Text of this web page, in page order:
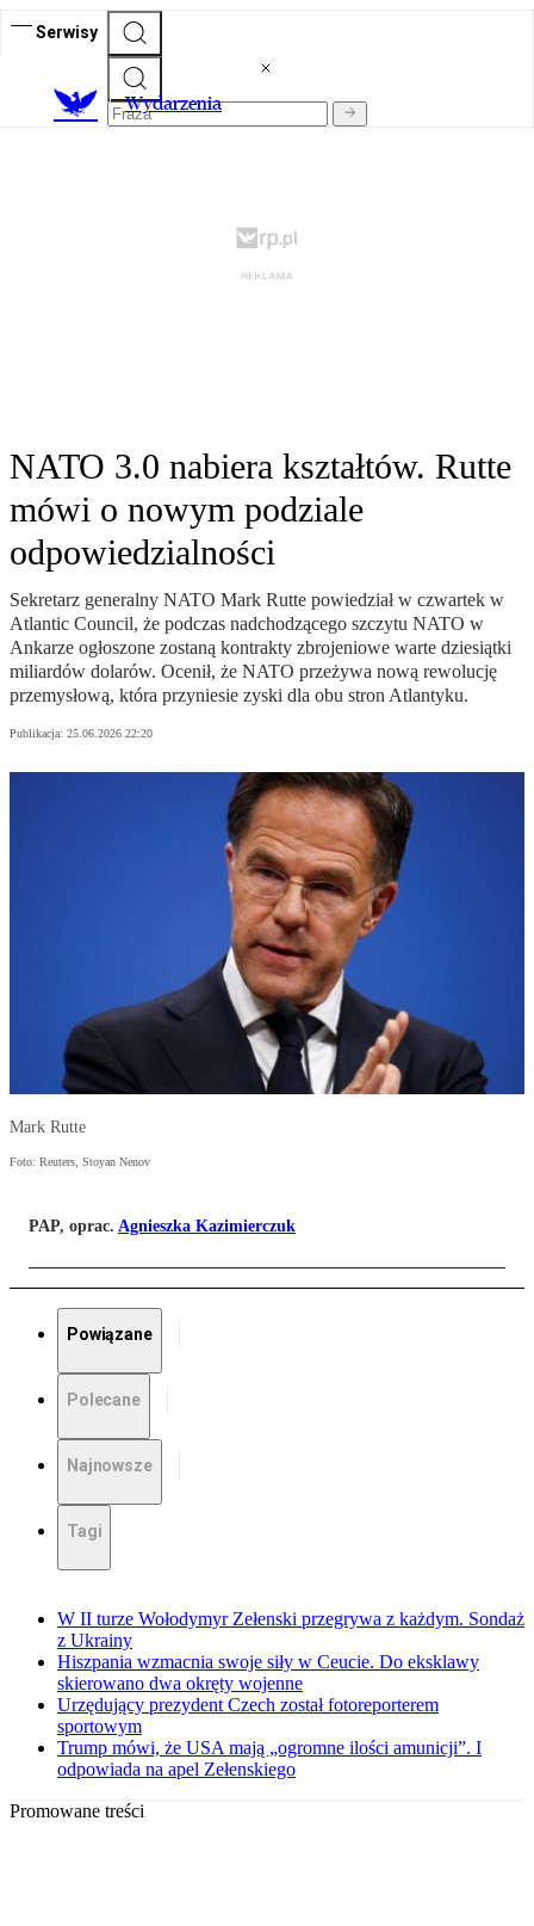
Serwisy
Wydarzenia
NATO 3.0 nabiera kształtów. Rutte
mówi o nowym podziale
odpowiedzialności
Sekretarz generalny NATO Mark Rutte powiedział w czwartek w
Atlantic Council, że podczas nadchodzącego szczytu NATO w
Ankarze ogłoszone zostaną kontrakty zbrojeniowe warte dziesiątki
miliardów dolarów. Ocenił, że NATO przeżywa nową rewolucję
przemysłową, która przyniesie zyski dla obu stron Atlantyku.
Publikacja: 25.06.2026 22:20
Mark Rutte
Foto: Reuters, Stoyan Nenov
PAP, oprac. Agnieszka Kazimierczuk
Powiązane
Polecane
Najnowsze
Tagi
W II turze Wołodymyr Zełenski przegrywa z każdym. Sondaż
z Ukrainy
Hiszpania wzmacnia swoje siły w Ceucie. Do eksklawy
skierowano dwa okręty wojenne
Urzędujący prezydent Czech został fotoreporterem
sportowym
Trump mówi, że USA mają „ogromne ilości amunicji”. I
odpowiada na apel Zełenskiego
Promowane treści